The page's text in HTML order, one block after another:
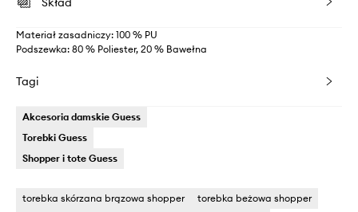
Materiał zasadniczy: 100 % PU
Podszewka: 80 % Poliester, 20 % Bawełna
Tagi
Akcesoria damskie Guess
Torebki Guess
Shopper i tote Guess
torebka skórzana brązowa shopper
torebka beżowa shopper